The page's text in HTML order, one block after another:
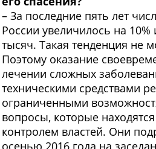
– За последние пять лет
России увеличилось на
тысяч. Такая тенденция не
Поэтому оказание
лечении сложных
техническими средствами
ограниченными
вопросы, которые
контролем властей. Они
осенью 2016 года на